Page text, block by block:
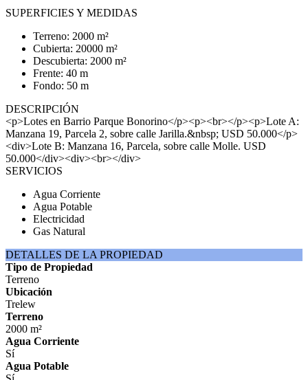
SUPERFICIES Y MEDIDAS
Terreno: 2000 m²
Cubierta: 20000 m²
Descubierta: 2000 m²
Frente: 40 m
Fondo: 50 m
DESCRIPCIÓN
<p>Lotes en Barrio Parque Bonorino</p><p><br></p><p>Lote A:
Manzana 19, Parcela 2, sobre calle Jarilla.&nbsp; USD 50.000</p>
<div>Lote B: Manzana 16, Parcela, sobre calle Molle. USD
50.000</div><div><br></div>
SERVICIOS
Agua Corriente
Agua Potable
Electricidad
Gas Natural
DETALLES DE LA PROPIEDAD
Tipo de Propiedad
Terreno
Ubicación
Trelew
Terreno
2000 m²
Agua Corriente
Sí
Agua Potable